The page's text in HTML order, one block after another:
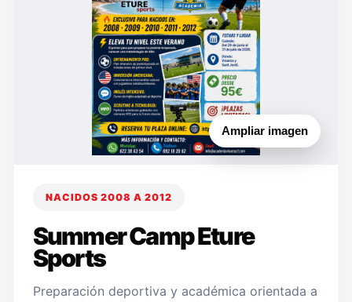
Ampliar imagen
NACIDOS 2008 A 2012
Summer Camp Eture
Sports
Preparación deportiva y académica orientada a